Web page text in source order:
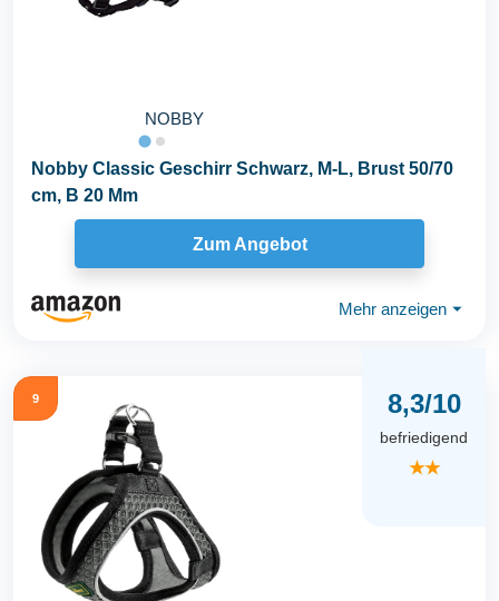
NOBBY
Nobby Classic Geschirr Schwarz, M-L, Brust 50/70
cm, B 20 Mm
Zum Angebot
Mehr anzeigen ⏷
9 8,3/10
befriedigend
★★